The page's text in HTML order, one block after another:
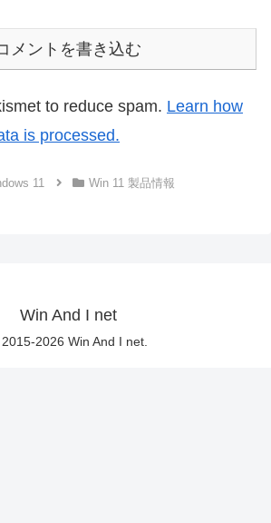
メントを書き込む
to reduce spam. Learn how
is processed.
11 Win 11 製品情報
Win And I net
2026 Win And I net.